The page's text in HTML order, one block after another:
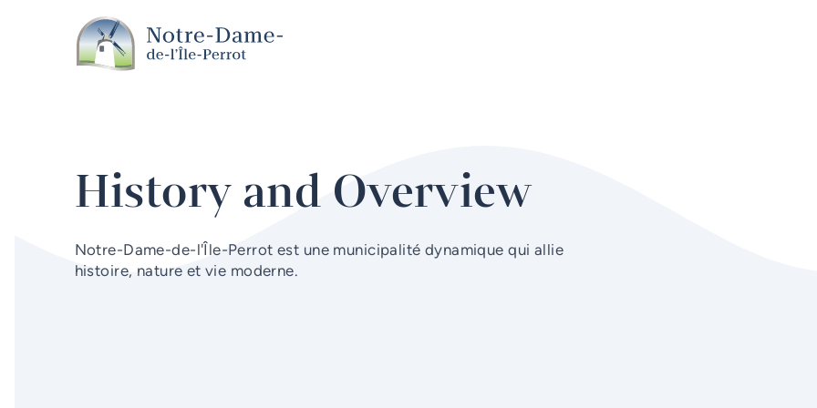
History and Overview
Notre-Dame-de-l'Île-Perrot est une municipalité dynamique qui allie
histoire, nature et vie moderne.